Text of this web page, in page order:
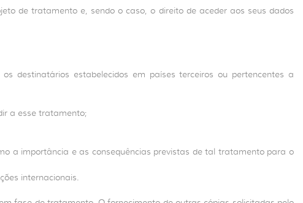
de tratamento e, sendo o caso, o direito de aceder aos seus dados
destinatários estabelecidos em países terceiros ou pertencentes a
a esse tratamento;
a importância e as consequências previstas de tal tratamento para o
internacionais.